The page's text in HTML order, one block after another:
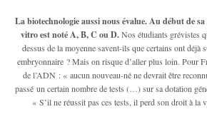
La biotechnologie aussi nous évalue. Au début de
vitro est noté A, B, C ou D.Nos étudiants grévistes
dessus de la moyenne savent-ils que certains ont déjà
embryonnaire ? Mais on risque d’aller plus loin. Pour
de l’ADN : « aucun nouveau-né ne devrait être
passé un certain nombre de tests (…) sur sa dotation
« S’il ne réussit pas ces tests, il perd son droit à la